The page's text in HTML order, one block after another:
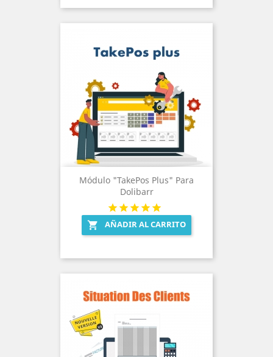
Módulo "TakePos Plus" Para
Dolibarr
 AÑADIR AL CARRITO